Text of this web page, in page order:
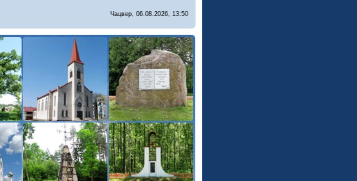
Чацвер, 06.08.2026, 13:50